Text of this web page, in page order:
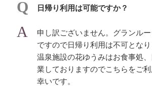
日帰り利用は可能ですか？
申し訳ございません。グランル
ですので日帰り利用は不可となり
温泉施設の花ゆうみはお食事処
業しておりますのでこちらをご
幸いです。